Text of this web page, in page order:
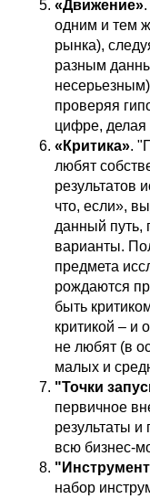
«Движение»
одним и тем
рынка),
разным
проверяя
цифре, делая
«Критика».
любят
результатов
что, если»,
данный путь,
варианты.
предмета
рождаются
быть
критикой – и
не любят (в
малых и
"Точки
первичное
результаты и
всю бизнес-
набор